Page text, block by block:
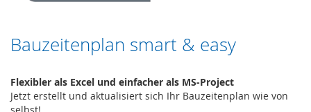
Bauzeitenplan smart & easy
Flexibler als Excel und einfacher als MS-Project
Jetzt erstellt und aktualisiert sich Ihr Bauzeitenplan wie von